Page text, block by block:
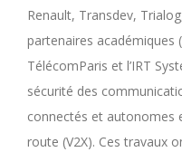
Renault, Transdev,
partenaires académiques
TélécomParis et l’IRT
sécurité des
connectés et autonomes
route (V2X). Ces travaux